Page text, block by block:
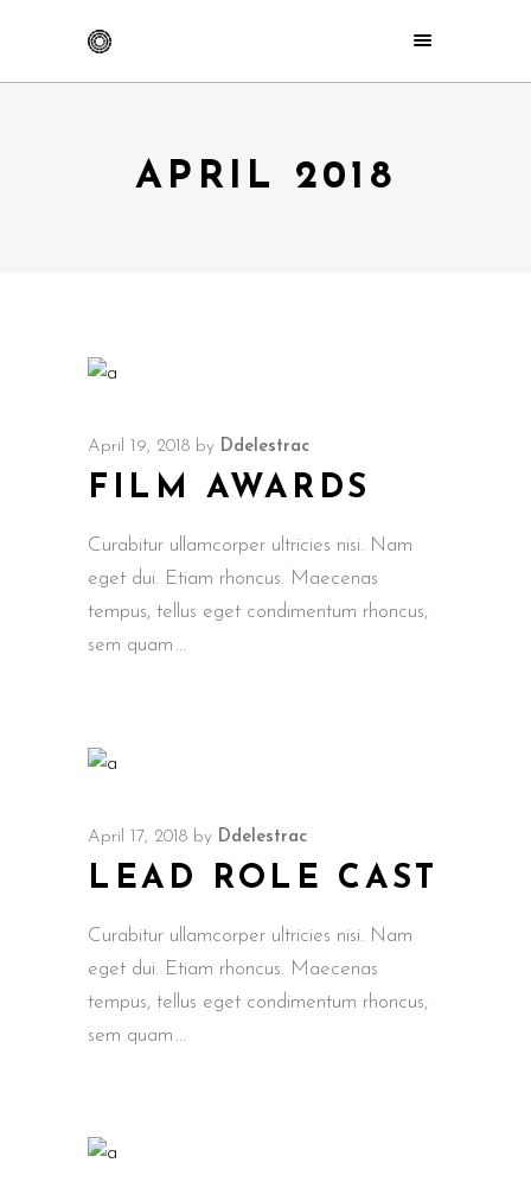
APRIL 2018
April 19, 2018 by Ddelestrac
FILM AWARDS
Curabitur ullamcorper ultricies nisi. Nam
eget dui. Etiam rhoncus. Maecenas
tempus, tellus eget condimentum rhoncus,
sem quam
April 17, 2018 by Ddelestrac
LEAD ROLE CAST
Curabitur ullamcorper ultricies nisi. Nam
eget dui. Etiam rhoncus. Maecenas
tempus, tellus eget condimentum rhoncus,
sem quam